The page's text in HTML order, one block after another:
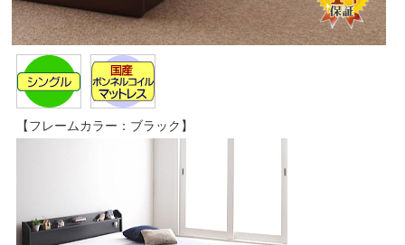
【フレームカラー：ブラック】